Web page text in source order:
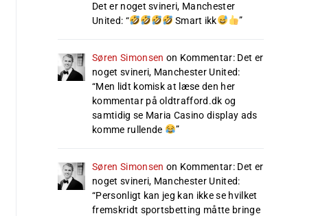
Det er noget svineri, Manchester
United: “ Smart ikk ”
Søren Simonsen on Kommentar: Det er
noget svineri, Manchester United:
“Men lidt komisk at læse den her
kommentar på oldtrafford.dk og
samtidig se Maria Casino display ads
komme rullende
”
Søren Simonsen on Kommentar: Det er
noget svineri, Manchester United:
“Personligt kan jeg kan ikke se hvilket
fremskridt sportsbetting måtte bringe